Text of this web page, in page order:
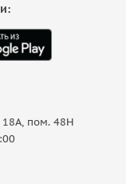
18A, пом. 48Н